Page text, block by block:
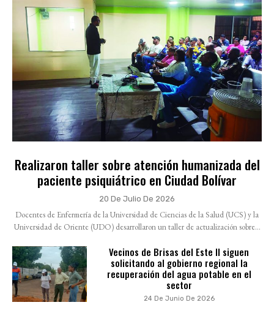
Realizaron taller sobre atención humanizada del
paciente psiquiátrico en Ciudad Bolívar
20 De Julio De 2026
Docentes de Enfermería de la Universidad de Ciencias de la Salud (UCS) y la
Universidad de Oriente (UDO) desarrollaron un taller de actualización sobre...
Vecinos de Brisas del Este II siguen
solicitando al gobierno regional la
recuperación del agua potable en el
sector
24 De Junio De 2026